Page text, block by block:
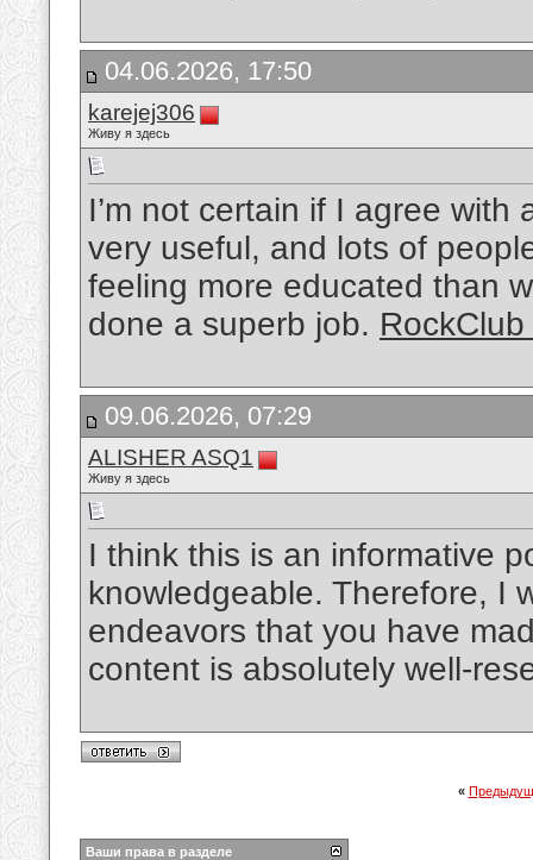
04.06.2026, 17:50
karejej306
Живу я здесь
I’m not certain if I agree with
very useful, and lots of
feeling more educated than
done a superb job.
09.06.2026, 07:29
ALISHER ASQ1
Живу я здесь
I think this is an informative
knowledgeable. Therefore, I
endeavors that you have
content is absolutely well-
«
Ваши права в разделе